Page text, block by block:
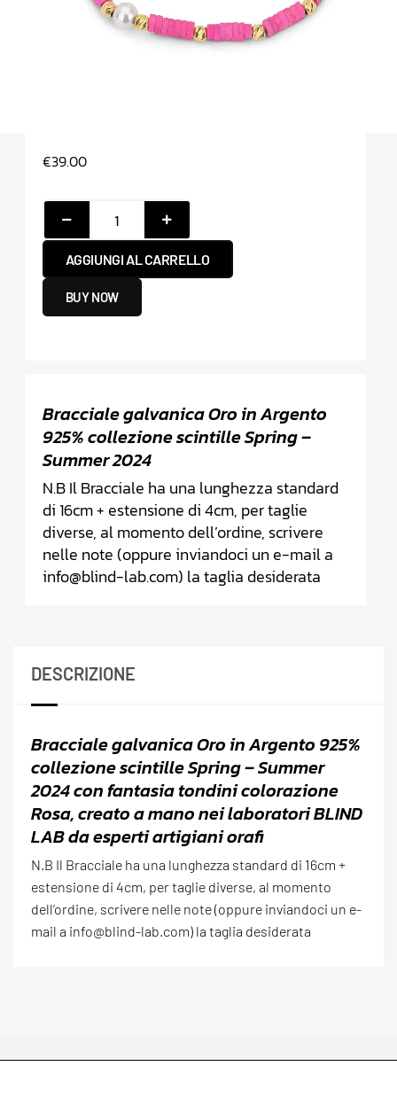
€39.00
BUY NOW
AGGIUNGI AL CARRELLO
Bracciale galvanica Oro in Argento
925% collezione scintille Spring –
Summer 2024
N.B Il Bracciale ha una lunghezza standard
di 16cm + estensione di 4cm, per taglie
diverse, al momento dell’ordine, scrivere
nelle note (oppure inviandoci un e-mail a
info@blind-lab.com) la taglia desiderata
DESCRIZIONE
Bracciale galvanica Oro in Argento 925%
collezione scintille Spring – Summer
2024 con fantasia tondini colorazione
Rosa, creato a mano nei laboratori BLIND
LAB da esperti artigiani orafi
N.B Il Bracciale ha una lunghezza standard di 16cm +
estensione di 4cm, per taglie diverse, al momento
dell’ordine, scrivere nelle note (oppure inviandoci un e-
mail a info@blind-lab.com) la taglia desiderata